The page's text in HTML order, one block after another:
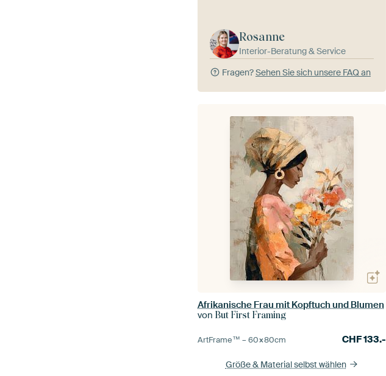
Rosanne
Interior-Beratung & Service
Fragen?Sehen Sie sich unsere FAQ an
Afrikanische Frau mit Kopftuch und Blumen
vonBut First Framing
ArtFrame™ –60×80cm CHF133.-
Größe & Material selbst wählen